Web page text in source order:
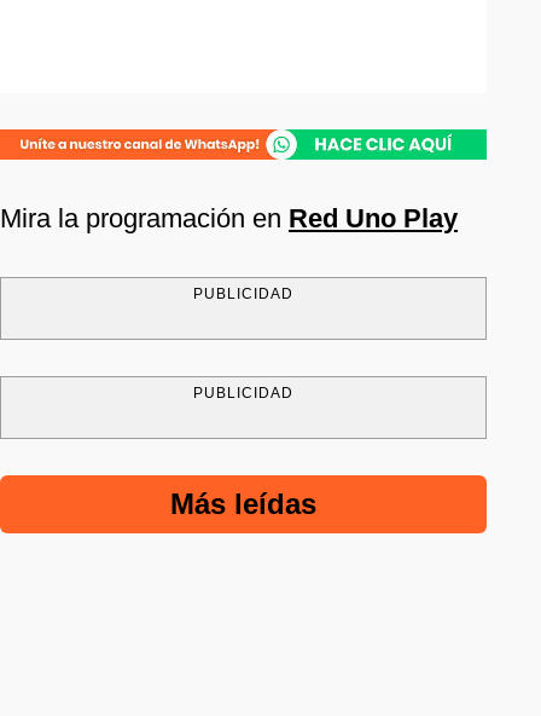
Mira la programación en Red Uno Play
PUBLICIDAD
PUBLICIDAD
Más leídas